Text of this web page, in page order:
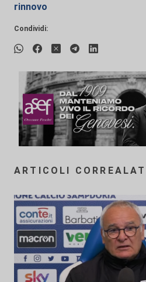
rinnovo
Condividi:
ARTICOLI CORREALATI